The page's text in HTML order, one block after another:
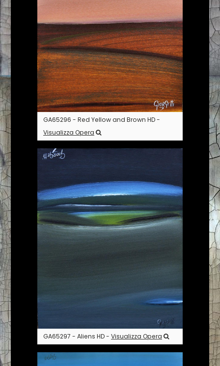
GA65296 - Red Yellow and Brown HD -
Visualizza Opera
GA65297 - Aliens HD - Visualizza Opera